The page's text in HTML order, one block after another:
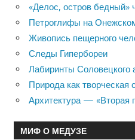
«Делос, остров бедный»
Петроглифы на
Живопись пещерного
Следы Гипербореи
Лабиринты Соловецкого
Природа как творческая
Архитектура — «Вторая
МИФ О МЕДУЗЕ